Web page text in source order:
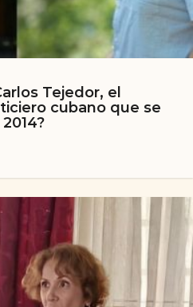
Tejedor, el
cubano que se